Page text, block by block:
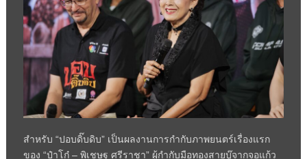
สำหรับ “ปอบดิ๊บดิบ” เป็นผลงานการกำกับภาพยนตร์เรื่องแรก
ของ “ป๋าโก๋ – พิเชษฐ ศรีราชา” ผู้กำกับมือทองสายบู๊จากจอแก้ว